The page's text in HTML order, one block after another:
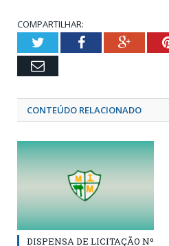
COMPARTILHAR:
TwitterFacebook
Email
CONTEÚDO RELACIONADO
DISPENSA DE LICITAÇÃO Nº